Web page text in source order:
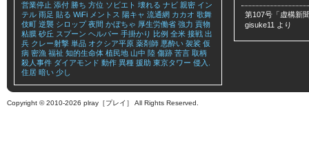
営業停止 添付 勝ち 方位 ソビエト 壊れる ナビ 親密 イン
テル 雨足 貼る WiFi メントス 陽キャ 流通網 カカオ 歌舞
伎町 逆襲 シロップ 夜間 かぼちゃ 厚生労働省 強力 貢物
粘膜 砂丘 スプーン ヘルパー 手掛かり 比例 全米 接戦 出
兵 クレー射撃 単品 オクシア平原 薬剤師 悪酔い 袈裟 仮
病 密漁 福祉 知的生命体 植民地 山中 陸 傷跡 苦言 取柄
殺人事件 ダイアモンド 動作 異種 援助 東京タワー 侵入.
住居 暗い 少し
第107号「虚構新
gisuke11 より
Copyright © 2010-2026 plray［プレイ］ All Rights Reserved.